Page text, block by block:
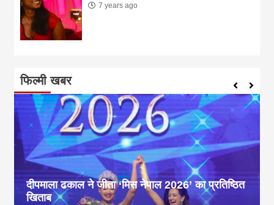
7 years ago
फिल्मी खबर
दीपमाला ढकाल ने जीता ‘मिस नेपाल 2026’ का प्रतिष्ठित
खिताब